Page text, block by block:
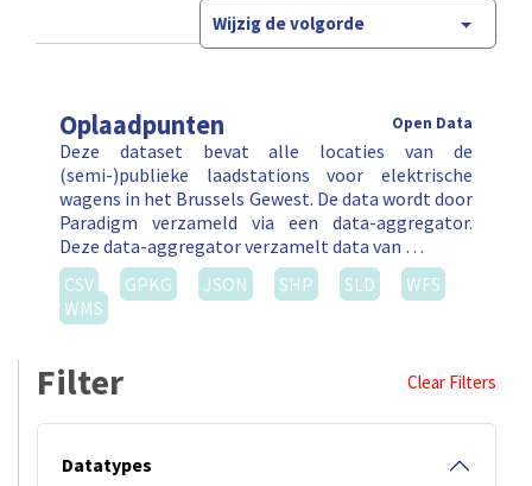
Wijzig de volgorde
Oplaadpunten Open Data
Deze dataset bevat alle locaties van de
(semi-)publieke laadstations voor elektrische
wagens in het Brussels Gewest. De data wordt door
Paradigm verzameld via een data-aggregator.
Deze data-aggregator verzamelt data van …
CSV
GPKG JSON SHP SLD
WFS
WMS
Filter Clear Filters
Datatypes